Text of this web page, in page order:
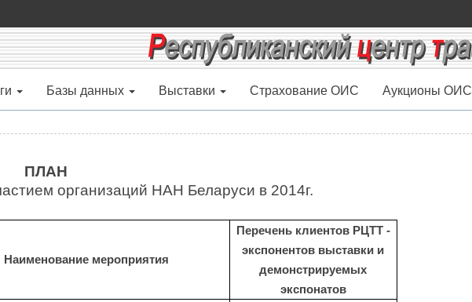
Базы данных Выставки Страхование ОИС Аукционы ОИС
ПЛАН
организаций НАН Беларуси в 2014г.
Наименование мероприятия
Перечень клиентов РЦТТ -
экспонентов выставки и
демонстрируемых
экспонатов